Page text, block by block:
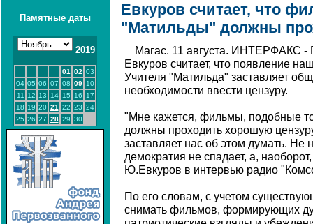
Памятные даты
2019
01 02 03
04 05 06 07 08 09 10
11
12 13 14 15 16
17
18 19 20 21 22 23 24
25 26 27 28 29 30
Евкуров считает, что
"Матильды" должны
Магас. 11 августа. ИНТЕРФАКС -
Евкуров считает, что появление
Учителя "Матильда" заставляет
необходимости ввести цензуру.
"Мне кажется, фильмы, подобные
должны проходить хорошую
заставляет нас об этом думать. Не
демократия не спадает, а,
Ю.Евкуров в интервью радио
По его словам, с учетом
снимать фильмов, формирующих